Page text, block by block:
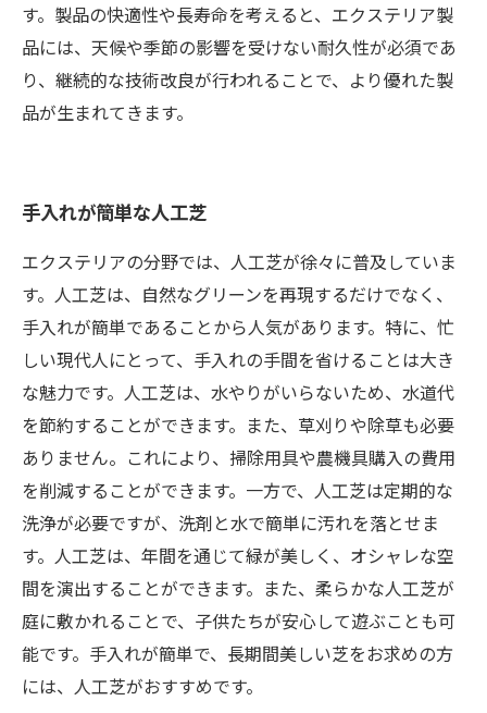
す。製品の快適性や長寿命を考えると、エクステリア製
品には、天候や季節の影響を受けない耐久性が必須であ
り、継続的な技術改良が行われることで、より優れた製
品が生まれてきます。
手入れが簡単な人工芝
エクステリアの分野では、人工芝が徐々に普及していま
す。人工芝は、自然なグリーンを再現するだけでなく、
手入れが簡単であることから人気があります。特に、忙
しい現代人にとって、手入れの手間を省けることは大き
な魅力です。人工芝は、水やりがいらないため、水道代
を節約することができます。また、草刈りや除草も必要
ありません。これにより、掃除用具や農機具購入の費用
を削減することができます。一方で、人工芝は定期的な
洗浄が必要ですが、洗剤と水で簡単に汚れを落とせま
す。人工芝は、年間を通じて緑が美しく、オシャレな空
間を演出することができます。また、柔らかな人工芝が
庭に敷かれることで、子供たちが安心して遊ぶことも可
能です。手入れが簡単で、長期間美しい芝をお求めの方
には、人工芝がおすすめです。